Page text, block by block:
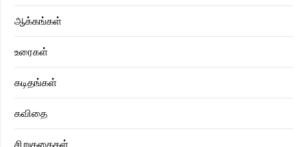
ஆக்கங்கள்
உரைகள்
கடிதங்கள்
கவிதை
சிறுகதைகள்